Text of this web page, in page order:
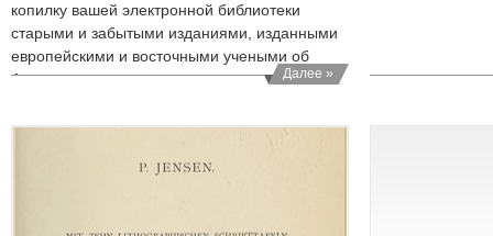
копилку вашей электронной библиотеки
старыми и забытыми изданиями, изданными
европейскими и восточными учеными об
Армении, армянах и армянском языке...Далее »